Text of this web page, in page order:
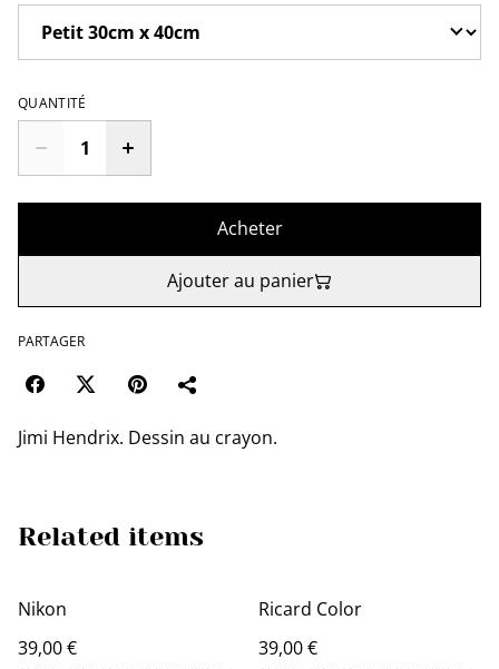
QUANTITÉ
Acheter
Ajouter au panier
PARTAGER
Jimi Hendrix. Dessin au crayon.
Related items
Nikon
39,00 €
Ricard Color
39,00 €